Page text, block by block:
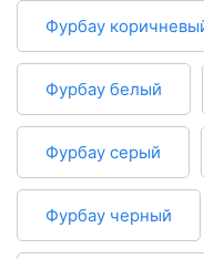
Фурбау
Фурбау белый
Фурбау серый
Фурбау черный